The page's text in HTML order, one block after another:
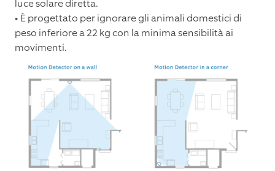
luce solare diretta.
• È progettato per ignorare gli animali domestici di
peso inferiore a 22 kg con la minima sensibilità ai
movimenti.